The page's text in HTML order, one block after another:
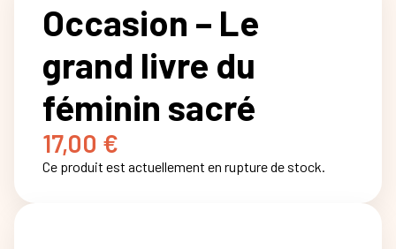
Occasion – Le
grand livre du
féminin sacré
17,00 €
Ce produit est actuellement en rupture de stock.